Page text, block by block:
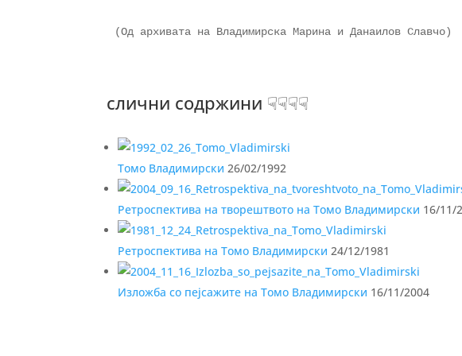
(Од архивата на Владимирска Марина и Данаилов Славчо)
слични содржини ☟☟☟☟
Томо Владимирски 26/02/1992
Ретроспектива на творештвото на Томо Владимирски 16/11/
Ретроспектива на Томо Владимирски 24/12/1981
Изложба со пејсажите на Томо Владимирски 16/11/2004